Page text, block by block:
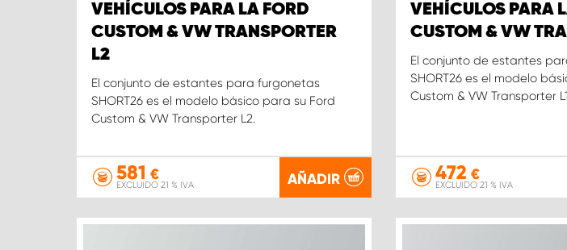
VEHÍCULOS PARA LA FORD
CUSTOM & VW TRANSPORTER
L2
El conjunto de estantes para furgonetas
SHORT26 es el modelo básico para su Ford
Custom & VW Transporter L2.
581 €
EXCLUIDO 21 % IVA AÑADIR
VEHÍCULOS PARA
CUSTOM & VW
El conjunto de estantes
SHORT26 es el modelo
Custom & VW Transporter
472 €
EXCLUIDO 21 % IVA